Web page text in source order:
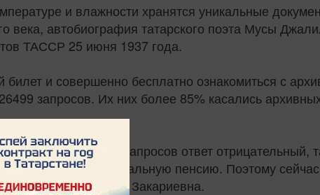
и влажности хранятся уникальные
века, автобиография татарского поэта Мусы
ТАССР 25 июня 1937 года.
и совершенно бесплатно ознакомиться с
запросов. Их них более 85% касались
на 35% запросов ответ отрицательный,
получать минимальную пенсию. Поэтому
пояснила Гульнара Закариевна.